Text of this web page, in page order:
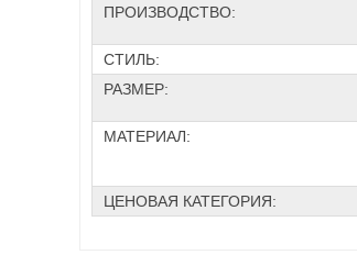
ПРОИЗВОДСТВО:
СТИЛЬ:
РАЗМЕР:
МАТЕРИАЛ:
ЦЕНОВАЯ КАТЕГОРИЯ: